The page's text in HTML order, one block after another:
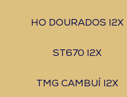
HO DOURADOS I2X
ST670 I2X
TMG CAMBUÍ I2X